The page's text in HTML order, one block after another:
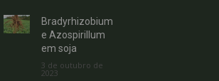
Bradyrhizobium
e Azospirillum
em soja
3 de outubro de
2023